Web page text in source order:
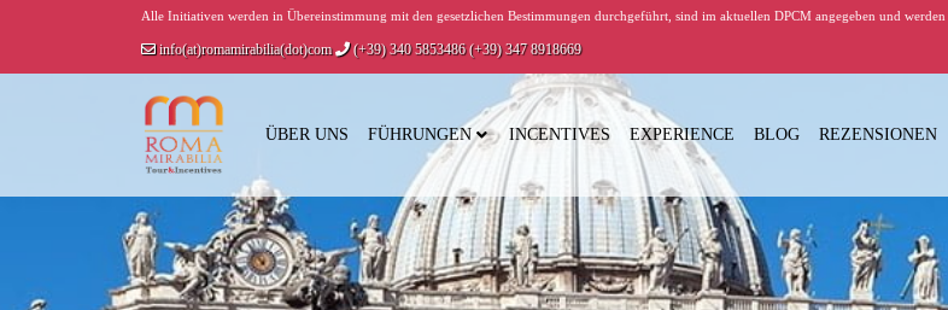
Alle Initiativen werden in Übereinstimmung mit den gesetzlichen Bestimmungen durchgeführt, sind im aktuellen DPCM angegeben und
info(at)romamirabilia(dot)com (+39) 340 5853486 (+39) 347 8918669
ÜBER UNS FÜHRUNGEN INCENTIVES EXPERIENCE BLOG REZENSIONEN